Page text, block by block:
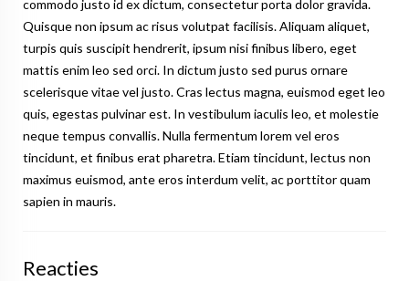
commodo justo id ex dictum, consectetur porta dolor gravida.
Quisque non ipsum ac risus volutpat facilisis. Aliquam aliquet,
turpis quis suscipit hendrerit, ipsum nisi finibus libero, eget
mattis enim leo sed orci. In dictum justo sed purus ornare
scelerisque vitae vel justo. Cras lectus magna, euismod eget leo
quis, egestas pulvinar est. In vestibulum iaculis leo, et molestie
neque tempus convallis. Nulla fermentum lorem vel eros
tincidunt, et finibus erat pharetra. Etiam tincidunt, lectus non
maximus euismod, ante eros interdum velit, ac porttitor quam
sapien in mauris.
Reacties